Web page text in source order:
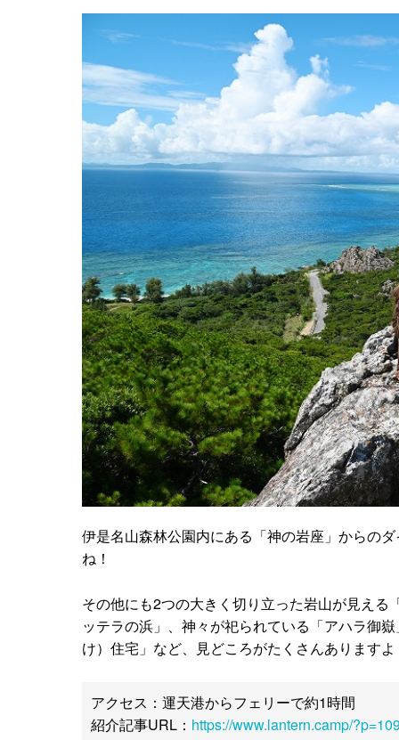
伊是名山森林公園内にある「神の岩座」からの
ね！
その他にも2つの大きく切り立った岩山が見え
ッテラの浜」、神々が祀られている「アハラ御
け）住宅」など、見どころがたくさんあります
アクセス：運天港からフェリーで約1時間
紹介記事URL： https://www.lantern.camp/